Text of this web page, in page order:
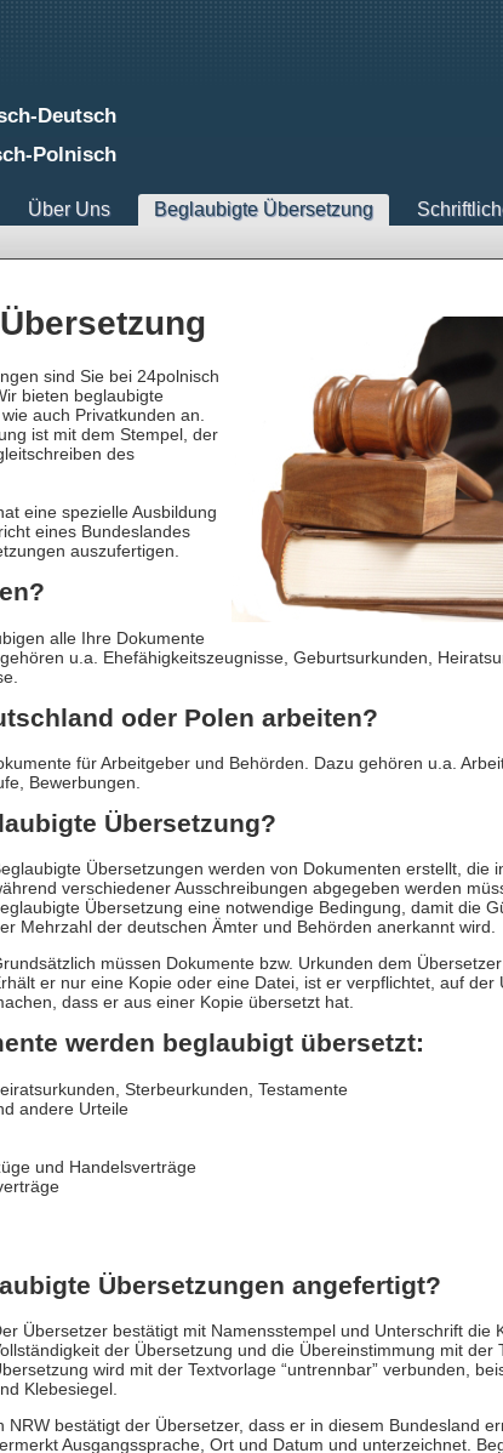
Deutsch
Polnisch
Über Uns Beglaubigte Übersetzung
sind Sie bei 24polnisch
bieten beglaubigte
auch Privatkunden an.
ist mit dem Stempel, der
des
eine spezielle Ausbildung
eines Bundeslandes
auszufertigen.
alle Ihre Dokumente
u.a. Ehefähigkeitszeugnisse, Geburtsurkunden,
oder Polen arbeiten?
für Arbeitgeber und Behörden. Dazu gehören u.a.
Bewerbungen.
Übersetzung?
Übersetzungen werden von Dokumenten erstellt, die
verschiedener Ausschreibungen abgegeben werden
Übersetzung eine notwendige Bedingung, damit die
Mehrzahl der deutschen Ämter und Behörden anerkannt wird.
müssen Dokumente bzw. Urkunden dem
er nur eine Kopie oder eine Datei, ist er verpflichtet, auf der
dass er aus einer Kopie übersetzt hat.
werden beglaubigt übersetzt:
Sterbeurkunden, Testamente
andere Urteile
und Handelsverträge
Übersetzungen angefertigt?
Übersetzer bestätigt mit Namensstempel und Unterschrift die
der Übersetzung und die Übereinstimmung mit der
wird mit der Textvorlage “untrennbar” verbunden,
Klebesiegel.
NRW bestätigt der Übersetzer, dass er in diesem Bundesland
Ausgangssprache, Ort und Datum und unterzeichnet.